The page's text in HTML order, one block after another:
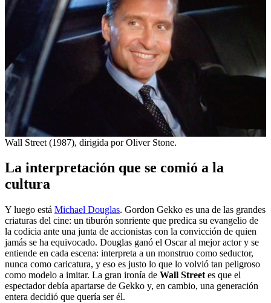
Wall Street (1987), dirigida por Oliver Stone.
La interpretación que se comió a la
cultura
Y luego está Michael Douglas. Gordon Gekko es una de las grandes
criaturas del cine: un tiburón sonriente que predica su evangelio de
la codicia ante una junta de accionistas con la convicción de quien
jamás se ha equivocado. Douglas ganó el Oscar al mejor actor y se
entiende en cada escena: interpreta a un monstruo como seductor,
nunca como caricatura, y eso es justo lo que lo volvió tan peligroso
como modelo a imitar. La gran ironía de Wall Street es que el
espectador debía apartarse de Gekko y, en cambio, una generación
entera decidió que quería ser él.